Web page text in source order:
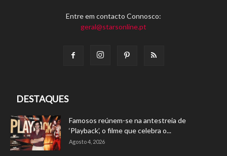
Entre em contacto Connosco:
geral@starsonline.pt
DESTAQUES
Famosos reúnem-se na antestreia de
‘Playback’, o filme que celebra o...
Agosto 4, 2026